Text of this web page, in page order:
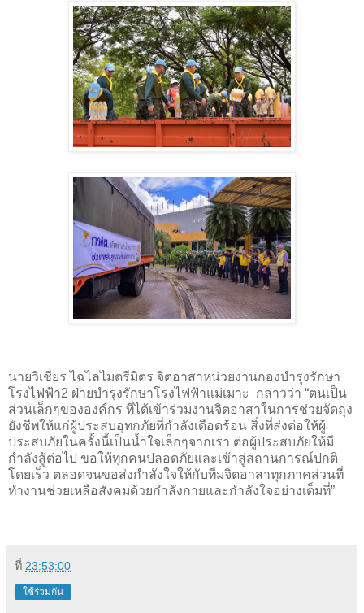
นายวิเชียร ไฉไลไมตรีมิตร จิตอาสาหน่วยงานกองบำรุงรักษา
โรงไฟฟ้า2 ฝ่ายบำรุงรักษาโรงไฟฟ้าแม่เมาะ กล่าวว่า “ตนเป็น
ส่วนเล็กๆขององค์กร ที่ได้เข้าร่วมงานจิตอาสาในการช่วยจัดถุง
ยังชีพให้แก่ผู้ประสบอุทกภัยที่กำลังเดือดร้อน สิ่งที่ส่งต่อให้ผู้
ประสบภัยในครั้งนี้เป็นน้ำใจเล็กๆจากเรา ต่อผู้ประสบภัยให้มี
กำลังสู้ต่อไป ขอให้ทุกคนปลอดภัยและเข้าสู่สถานการณ์ปกติ
โดยเร็ว ตลอดจนขอส่งกำลังใจให้กับทีมจิตอาสาทุกภาคส่วนที่
ทำงานช่วยเหลือสังคมด้วยกำลังกายและกำลังใจอย่างเต็มที่”
ที่ 23:53:00
ใช้ร่วมกัน